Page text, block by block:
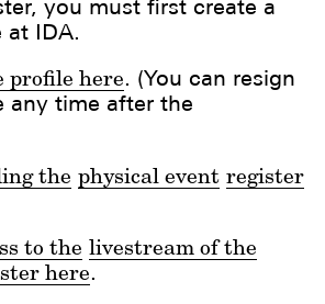
you must first create a
at IDA.
profile here. (You can resign
any time after the
the physical event register
to the livestream of the
here.